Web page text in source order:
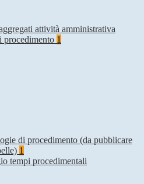
attività amministrativa
procedimento 1
di procedimento (da pubblicare
1
tempi procedimentali